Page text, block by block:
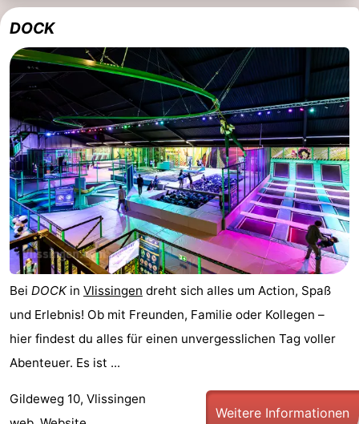
Adressen
Region
Zeeland
Schouwen-
Duiveland
-
Renesse
-
Brouwershaven
-
Bruinisse
-
Zierikzee
-
Natur
Oosterschelde
Burgh
-
Kop
DOCK
Bei DOCKin Vlissingen dreht sich alles um Action, Spaß
und Erlebnis! Ob mit Freunden, Familie oder Kollegen –
hier findest du alles für einen unvergesslichen Tag voller
Abenteuer. Es ist ...
Gildeweg 10, Vlissingen
Weitere Informationen